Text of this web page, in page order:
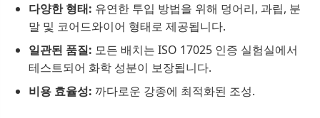
다양한 형태: 유연한 투입 방법을 위해 덩어리, 과립, 분
말 및 코어드와이어 형태로 제공됩니다.
일관된 품질: 모든 배치는 ISO 17025 인증 실험실에서
테스트되어 화학 성분이 보장됩니다.
비용 효율성: 까다로운 강종에 최적화된 조성.